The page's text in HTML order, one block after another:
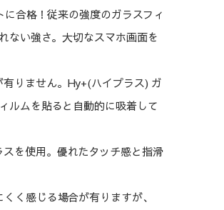
合格！従来の強度のガラスフィ
ない強さ。大切なスマホ画面を
りません。Hy+(ハイプラス) ガ
ルムを貼ると自動的に吸着して
を使用。優れたタッチ感と指滑
く感じる場合が有りますが、